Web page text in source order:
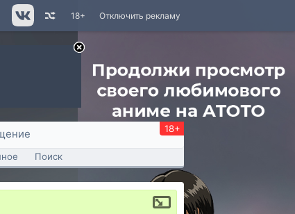
Отключить рекламу
18+
18+
Поиск